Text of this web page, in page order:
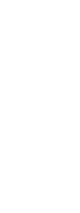
cihazlar olup,
ve eğlenceyi bir
ve kullanımı
İçin